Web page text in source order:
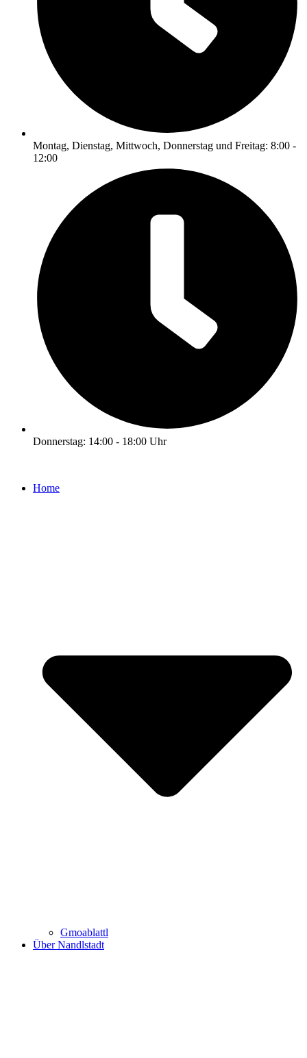
Montag, Dienstag, Mittwoch, Donnerstag und Freitag: 8:00 -
12:00
Donnerstag: 14:00 - 18:00 Uhr
Home
Gmoablattl
Über Nandlstadt